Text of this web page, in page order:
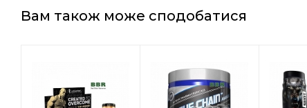
Вам також може сподобатися